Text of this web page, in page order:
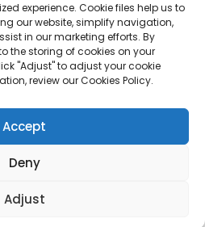
PRODUITS
Impression de livres
Impression de livres pour enfants
Coffret cadeau
Impression de magazines
Sac cadeau
Autocollant
experience. Cookie files help us to
our website, simplify navigation,
in our marketing efforts. By
the storing of cookies on your
"Adjust" to adjust your cookie
review our Cookies Policy.
Accept
Deny
Adjust